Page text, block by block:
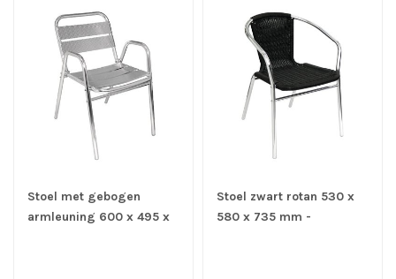
Stoel met gebogen
armleuning 600 x 495 x
Stoel zwart rotan 530 x
580 x 735 mm -